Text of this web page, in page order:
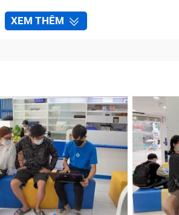
dù bạn là một người dùng sử dụng
sản phẩm nào cũng sẽ có vòng đời
hình laptop HP ELITEBOOK
thể thấy rõ ràng như sau:
xạ cho thấy laptop HP ELITEBOOK
màu xanh, đỏ,….và không vào
ngoại lực tác động, bị rơi hay va đập
hỏng nặng khó sửa chữa.
đề: bạn bật máy tính HP
XEM THÊM